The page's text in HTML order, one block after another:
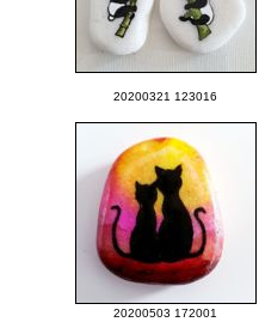
20200321 123016
20200503 172001